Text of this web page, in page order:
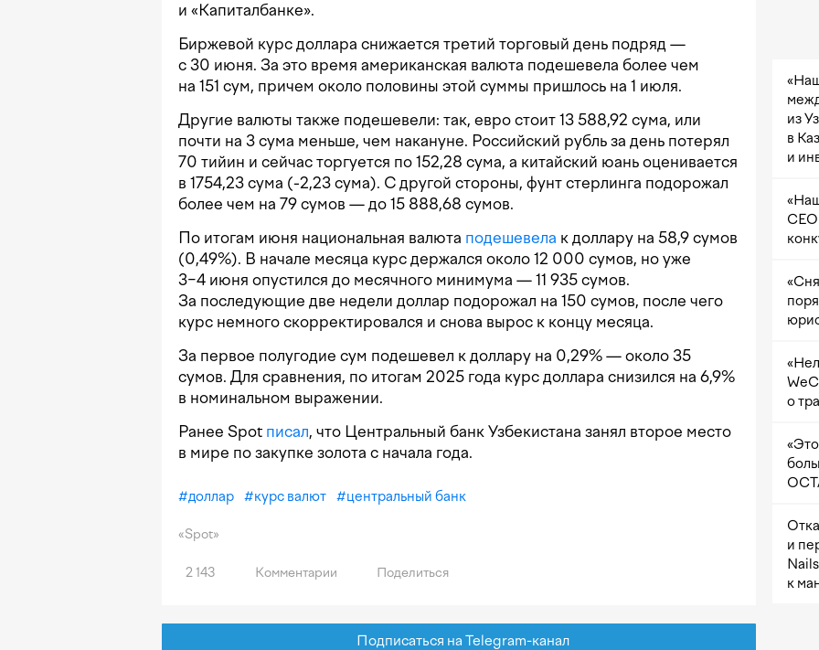
и «Капиталбанке».
Биржевой курс доллара снижается третий торговый день подряд —
с 30 июня. За это время американская валюта подешевела более чем
на 151 сум, причем около половины этой суммы пришлось на 1 июля.
Другие валюты также подешевели: так, евро стоит 13 588,92 сума, или
почти на 3 сума меньше, чем накануне. Российский рубль за день потерял
70 тийин и сейчас торгуется по 152,28 сума, а китайский юань оценивается
в 1754,23 сума (-2,23 сума). С другой стороны, фунт стерлинга подорожал
более чем на 79 сумов — до 15 888,68 сумов.
По итогам июня национальная валюта подешевела к доллару на 58,9 сумов
(0,49%). В начале месяца курс держался около 12 000 сумов, но уже
3−4 июня опустился до месячного минимума — 11 935 сумов.
За последующие две недели доллар подорожал на 150 сумов, после чего
курс немного скорректировался и снова вырос к концу месяца.
За первое полугодие сум подешевел к доллару на 0,29% — около 35
сумов. Для сравнения, по итогам 2025 года курс доллара снизился на 6,9%
в номинальном выражении.
Ранее Spot писал, что Центральный банк Узбекистана занял второе место
в мире по закупке золота с начала года.
#доллар #курс валют #центральный банк
«Spot»
2 143 Комментарии Поделиться
Подписаться на Telegram-канал
из
в
и
о
и
к